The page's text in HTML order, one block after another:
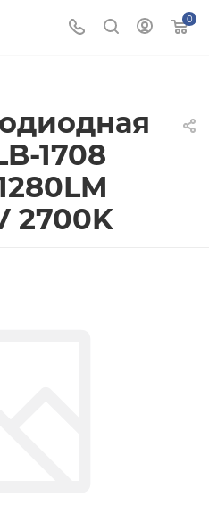
0
1708
2700K